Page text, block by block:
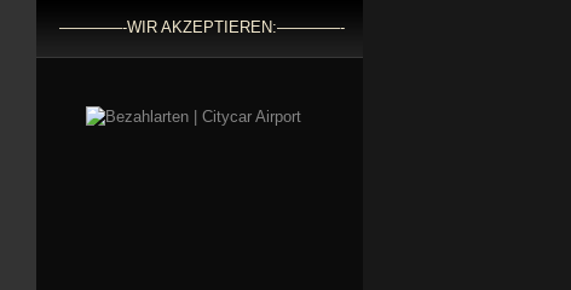
————-WIR AKZEPTIEREN:————-